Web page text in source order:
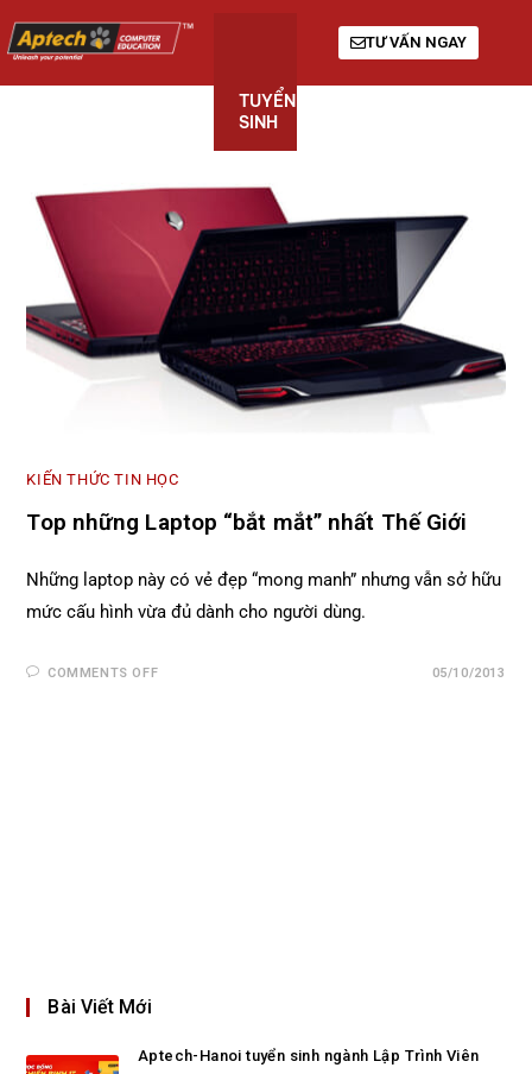
TUYỂN
SINH
TƯ VẤN NGAY
KIẾN THỨC TIN HỌC
Top những Laptop “bắt mắt” nhất Thế Giới
Những laptop này có vẻ đẹp “mong manh” nhưng vẫn sở hữu
mức cấu hình vừa đủ dành cho người dùng.
COMMENTS OFF 05/10/2013
Bài Viết Mới
Aptech-Hanoi tuyển sinh ngành Lập Trình Viên